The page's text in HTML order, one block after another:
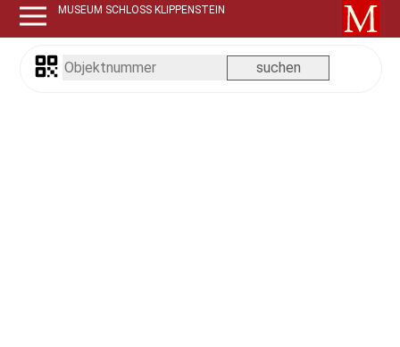
MUSEUM SCHLOSS KLIPPENSTEIN